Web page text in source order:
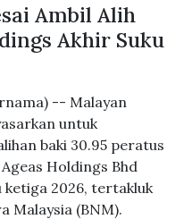
Ambil Alih
Akhir Suku
-- Malayan
untuk
baki 30.95 peratus
Holdings Bhd
ketiga 2026, tertakluk
Malaysia (BNM).